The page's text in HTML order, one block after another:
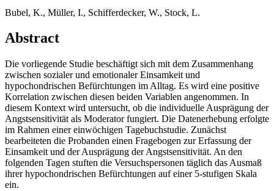
Bubel, K., Müller, I., Schifferdecker, W., Stock, L.
Abstract
Die vorliegende Studie beschäftigt sich mit dem Zusammenhang
zwischen sozialer und emotionaler Einsamkeit und
hypochondrischen Befürchtungen im Alltag. Es wird eine positive
Korrelation zwischen diesen beiden Variablen angenommen. In
diesem Kontext wird untersucht, ob die individuelle Ausprägung der
Angstsensitivität als Moderator fungiert. Die Datenerhebung erfolgte
im Rahmen einer einwöchigen Tagebuchstudie. Zunächst
bearbeiteten die Probanden einen Fragebogen zur Erfassung der
Einsamkeit und der Ausprägung der Angstsensitivität. An den
folgenden Tagen stuften die Versuchspersonen täglich das Ausmaß
ihrer hypochondrischen Befürchtungen auf einer 5-stufigen Skala
ein.